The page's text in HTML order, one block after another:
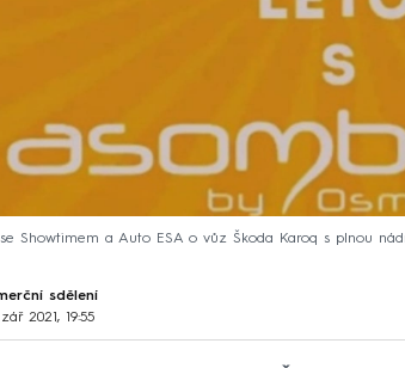
Showtimem a Auto ESA o vůz Škoda Karoq s plnou
sdělení
2021, 19:55